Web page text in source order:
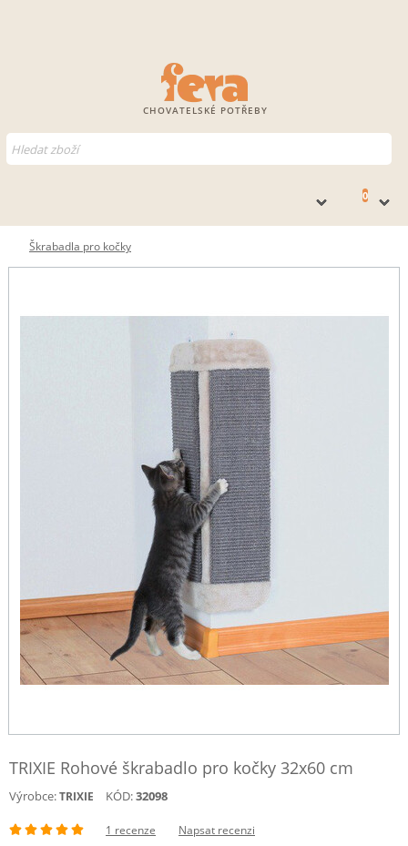
CHOVATELSKÉ POTŘEBY
0
Škrabadla pro kočky
TRIXIE Rohové škrabadlo pro kočky 32x60 cm
Výrobce:TRIXIE KÓD:32098
1 recenze Napsat recenzi